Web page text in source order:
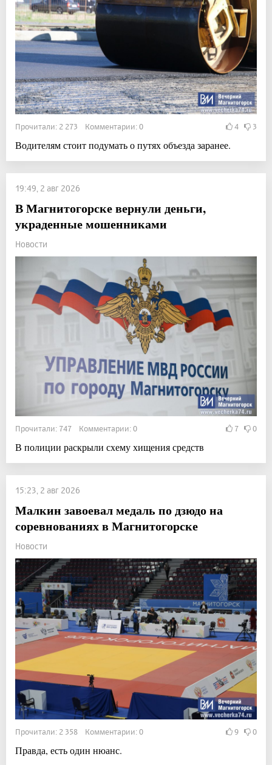
Прочитали: 2 273 Комментарии: 0 4 3
Водителям стоит подумать о путях объезда заранее.
19:49, 2 авг 2026
В Магнитогорске вернули деньги,
украденные мошенниками
Новости
Прочитали: 747 Комментарии: 0 7 0
В полиции раскрыли схему хищения средств
15:23, 2 авг 2026
Малкин завоевал медаль по дзюдо на
соревнованиях в Магнитогорске
Новости
Прочитали: 2 358 Комментарии: 0 9 0
Правда, есть один нюанс.